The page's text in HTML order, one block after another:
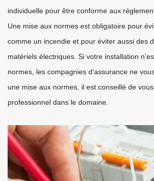
individuelle pour être conforme aux
Une mise aux normes est obligatoire pour
comme un incendie et pour éviter aussi des
matériels électriques. Si votre installation
normes, les compagnies d’assurance ne
une mise aux normes, il est conseillé de
professionnel dans le domaine.